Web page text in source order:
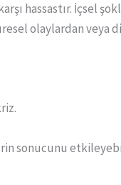
hassastır. İçsel
olaylardan
sonucunu